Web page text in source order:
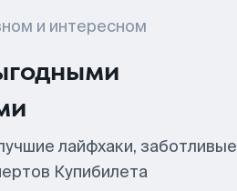
и интересном
лайфхаки, заботливые
Купибилета